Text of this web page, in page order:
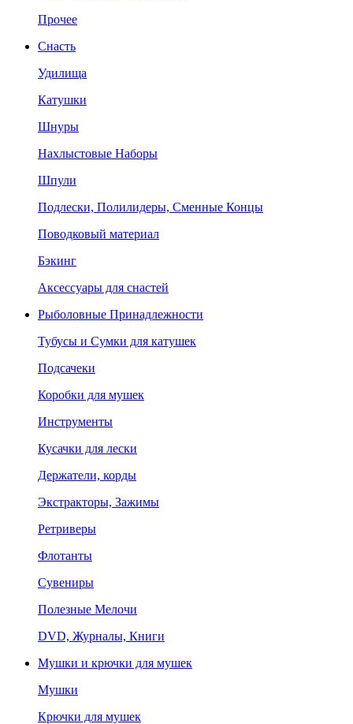
Прочее
Снасть
Удилища
Катушки
Шнуры
Нахлыстовые Наборы
Шпули
Подлески, Полилидеры, Сменные Концы
Поводковый материал
Бэкинг
Аксессуары для снастей
Рыболовные Принадлежности
Тубусы и Сумки для катушек
Подсачеки
Коробки для мушек
Инструменты
Кусачки для лески
Держатели, корды
Экстракторы, Зажимы
Ретриверы
Флотанты
Сувениры
Полезные Мелочи
DVD, Журналы, Книги
Мушки и крючки для мушек
Мушки
Крючки для мушек